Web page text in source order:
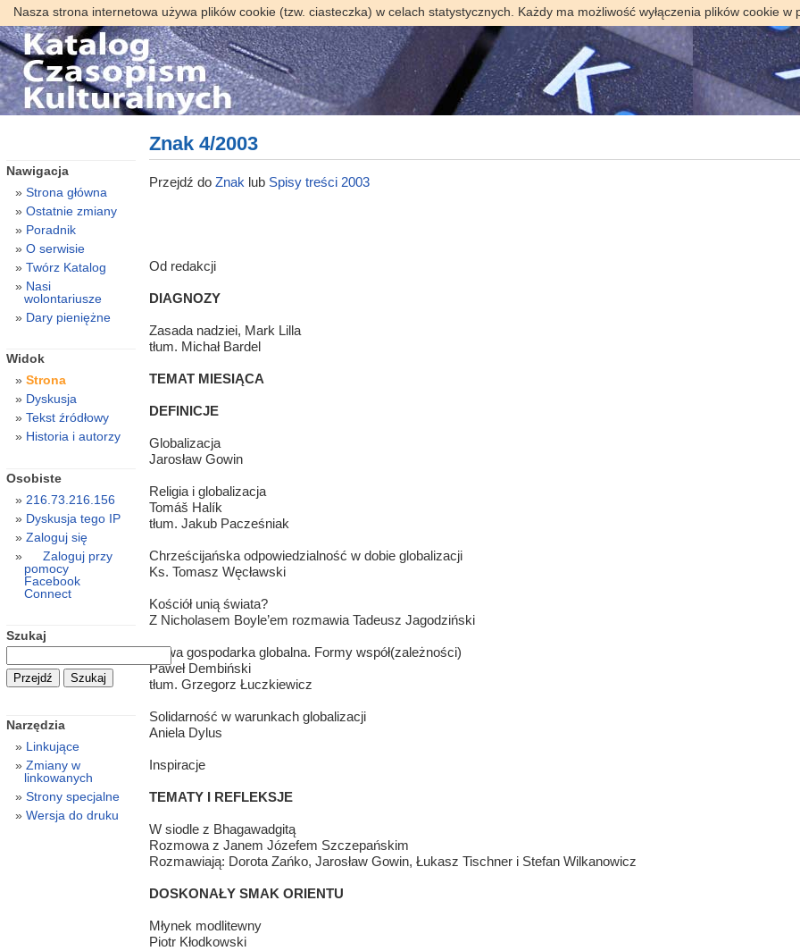
Nasza strona internetowa używa plików cookie (tzw. ciasteczka) w celach statystycznych. Każdy ma możliwość wyłączenia plików cookie
Znak 4/2003
Przejdź do Znak lub Spisy treści 2003
Od redakcji
DIAGNOZY
Zasada nadziei, Mark Lilla
tłum. Michał Bardel
TEMAT MIESIĄCA
DEFINICJE
Globalizacja
Jarosław Gowin
Religia i globalizacja
Tomáš Halík
tłum. Jakub Pacześniak
Chrześcijańska odpowiedzialność w dobie globalizacji
Ks. Tomasz Węcławski
Kościół unią świata?
Z Nicholasem Boyle’em rozmawia Tadeusz Jagodziński
Nowa gospodarka globalna. Formy współ(zależności)
Paweł Dembiński
tłum. Grzegorz Łuczkiewicz
Solidarność w warunkach globalizacji
Aniela Dylus
Inspiracje
TEMATY I REFLEKSJE
W siodle z Bhagawadgitą
Rozmowa z Janem Józefem Szczepańskim
Rozmawiają: Dorota Zańko, Jarosław Gowin, Łukasz Tischner i Stefan Wilkanowicz
DOSKONAŁY SMAK ORIENTU
Młynek modlitewny
Piotr Kłodkowski
Nawigacja
Strona główna
Ostatnie zmiany
Poradnik
O serwisie
Twórz Katalog
Nasi
wolontariusze
Dary pieniężne
Widok
Strona
Dyskusja
Tekst źródłowy
Historia i autorzy
Osobiste
216.73.216.156
Dyskusja tego IP
Zaloguj się
Zaloguj przy
pomocy
Facebook
Connect
Szukaj
Narzędzia
Linkujące
Zmiany w
linkowanych
Strony specjalne
Wersja do druku